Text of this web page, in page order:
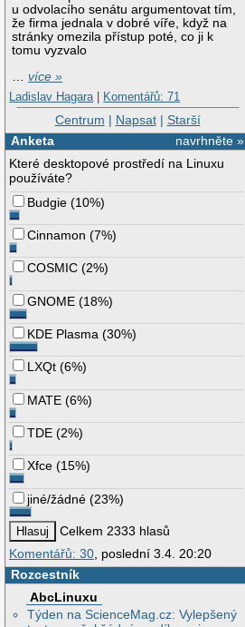
u odvolacího senátu argumentovat tím,
že firma jednala v dobré víře, když na
stránky omezila přístup poté, co ji k
tomu vyzvalo
…více »
Ladislav Hagara | Komentářů: 71
Centrum | Napsat| Starší
navrhněte »
Anketa
Které desktopové prostředí na Linuxu
používáte?
Budgie (10%)
Cinnamon (7%)
COSMIC (2%)
GNOME (18%)
KDE Plasma (30%)
LXQt (6%)
MATE (6%)
TDE (2%)
Xfce (15%)
jiné/žádné (23%)
Celkem 2333 hlasů
Komentářů: 30, poslední 3.4. 20:20
Rozcestník
AbcLinuxu
Týden na ScienceMag.cz: Vylepšený